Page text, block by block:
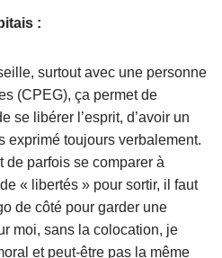
:
surtout avec une personne
(CPEG), ça permet de
se libérer l’esprit, d’avoir un
exprimé toujours verbalement.
de parfois se comparer à
« libertés » pour sortir, il faut
de côté pour garder une
moi, sans la colocation, je
et peut-être pas la même